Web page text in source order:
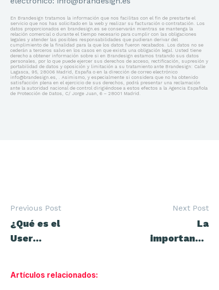
En Brandesign tratamos la información que nos facilitas con el fin de prestarte el
servicio que nos has solicitado en la web y realizar su facturación o contratación. Los
datos proporcionados en brandesign.es se conservarán mientras se mantenga la
relación comercial o durante el tiempo necesario para cumplir con las obligaciones
legales y atender las posibles responsabilidades que pudieran derivar del
cumplimiento de la finalidad para la que los datos fueron recabados. Los datos no se
cederán a terceros salvo en los casos en que exista una obligación legal. Usted tiene
derecho a obtener información sobre si en Brandesign estamos tratando sus datos
personales, por lo que puede ejercer sus derechos de acceso, rectificación, supresión y
portabilidad de datos y oposición y limitación a su tratamiento ante Brandesign: Calle
Lagasca, 95, 28006 Madrid, España o en la dirección de correo electrónico
info@brandesign.es, . Asimismo, y especialmente si considera que no ha obtenido
satisfacción plena en el ejercicio de sus derechos, podrá presentar una reclamación
ante la autoridad nacional de control dirigiéndose a estos efectos a la Agencia Española
de Protección de Datos, C/ Jorge Juan, 6 – 28001 Madrid.
de
entradas
Previous Post
¿Qué es el
User
Next Post
La
importancia
Artículos relacionados: